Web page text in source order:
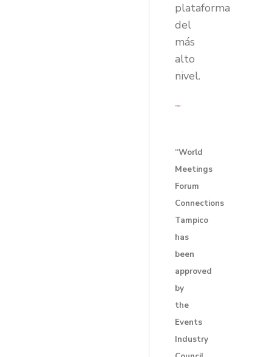
plataforma
del
más
alto
nivel.
“World
Meetings
Forum
Connections
Tampico
has
been
approved
by
the
Events
Industry